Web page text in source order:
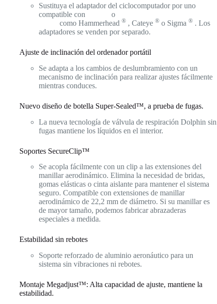
Sustituya el adaptador del ciclocomputador por uno
compatible con
o
como Hammerhead ®️ , Cateye ®️ o Sigma ®️ . Los
adaptadores se venden por separado.
Ajuste de inclinación del ordenador portátil
Se adapta a los cambios de deslumbramiento con un
mecanismo de inclinación para realizar ajustes fácilmente
mientras conduces.
Nuevo diseño de botella Super-Sealed™, a prueba de fugas.
La nueva tecnología de válvula de respiración Dolphin sin
fugas mantiene los líquidos en el interior.
Soportes SecureClip™
Se acopla fácilmente con un clip a las extensiones del
manillar aerodinámico. Elimina la necesidad de bridas,
gomas elásticas o cinta aislante para mantener el sistema
seguro. Compatible con extensiones de manillar
aerodinámico de 22,2 mm de diámetro. Si su manillar es
de mayor tamaño, podemos fabricar abrazaderas
especiales a medida.
Estabilidad sin rebotes
Soporte reforzado de aluminio aeronáutico para un
sistema sin vibraciones ni rebotes.
Montaje Megadjust™: Alta capacidad de ajuste, mantiene la
estabilidad.